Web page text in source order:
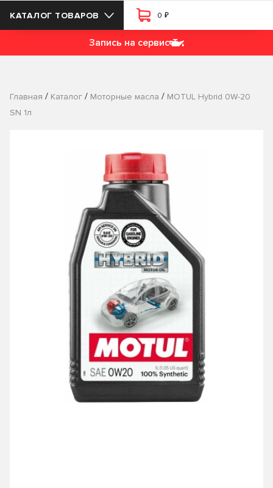
КАТАЛОГ ТОВАРОВ 0 ₽
Запись на сервис
Главная / Каталог / Моторные масла / MOTUL Hybrid 0W-20
SN 1л